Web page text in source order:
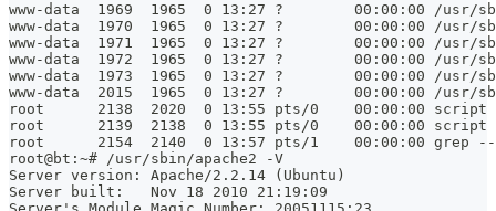
www-data  1969  1965  0 13:27 ?        00:00:00 /usr/
www-data  1970  1965  0 13:27 ?        00:00:00 /usr/
www-data  1971  1965  0 13:27 ?        00:00:00 /usr/
www-data  1972  1965  0 13:27 ?        00:00:00 /usr/
www-data  1973  1965  0 13:27 ?        00:00:00 /usr/
www-data  2015  1965  0 13:27 ?        00:00:00 /usr/
root      2138  2020  0 13:55 pts/0    00:00:00 script
root      2139  2138  0 13:55 pts/0    00:00:00 script
root      2154  2140  0 13:57 pts/1    00:00:00 grep --
root@bt:~# /usr/sbin/apache2 -V
Server version: Apache/2.2.14 (Ubuntu)
Server built:   Nov 18 2010 21:19:09